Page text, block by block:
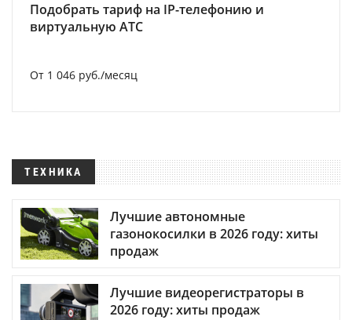
Подобрать тариф на IP-телефонию и
виртуальную АТС
От 1 046 руб./месяц
ТЕХНИКА
Лучшие автономные
газонокосилки в 2026 году: хиты
продаж
Лучшие видеорегистраторы в
2026 году: хиты продаж